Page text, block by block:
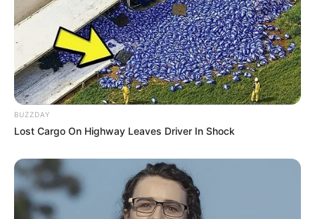
BUZZDAY
Lost Cargo On Highway Leaves Driver In Shock